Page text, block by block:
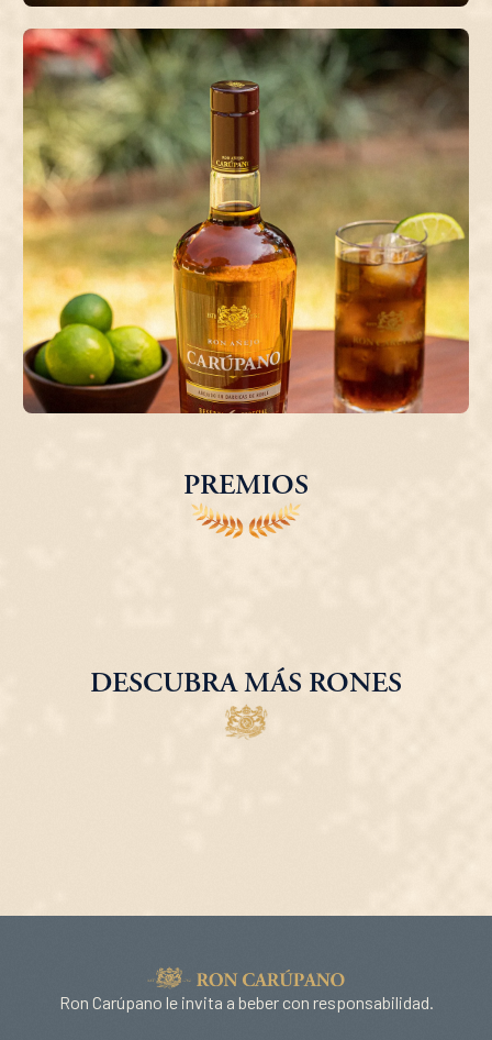
PREMIOS
DESCUBRA MÁS RONES
Ron Carúpano le invita a beber con responsabilidad.